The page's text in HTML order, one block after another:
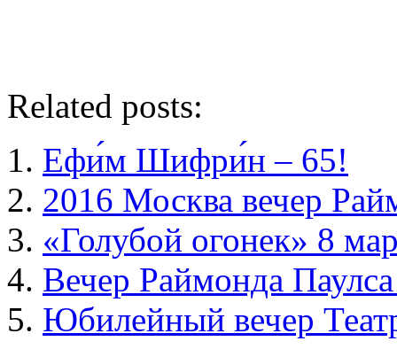
Related posts:
Ефи́м Шифри́н – 65!
2016 Москва вечер
«Голубой огонек» 8
Вечер Раймонда
Юбилейный вечер